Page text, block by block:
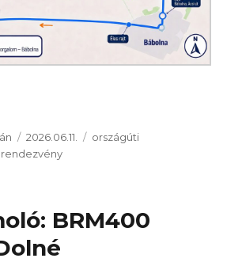
Közzétéve
2026.06.11. Kategória
országúti
rendezvény
BRM400